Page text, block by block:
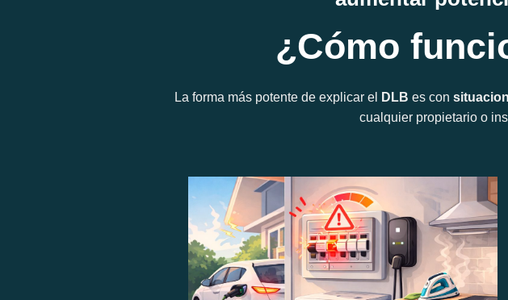
¿Cómo
La forma más potente de explicar el DLB es con
cualquier propietario o